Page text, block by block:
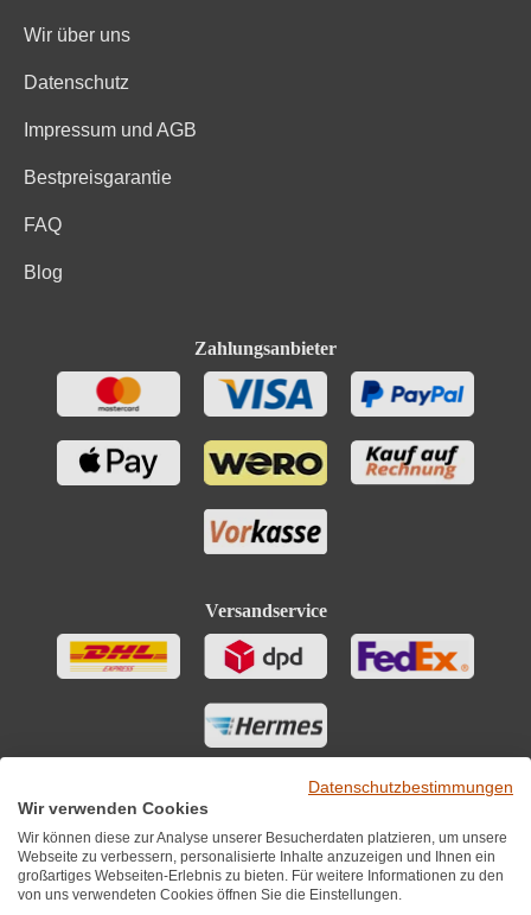
Wir über uns
Datenschutz
Impressum und AGB
Bestpreisgarantie
FAQ
Blog
Zahlungsanbieter
Versandservice
Datenschutzbestimmungen
Wir verwenden Cookies
Wir können diese zur Analyse unserer Besucherdaten platzieren, um unsere
Webseite zu verbessern, personalisierte Inhalte anzuzeigen und Ihnen ein
großartiges Webseiten-Erlebnis zu bieten. Für weitere Informationen zu den
von uns verwendeten Cookies öffnen Sie die Einstellungen.